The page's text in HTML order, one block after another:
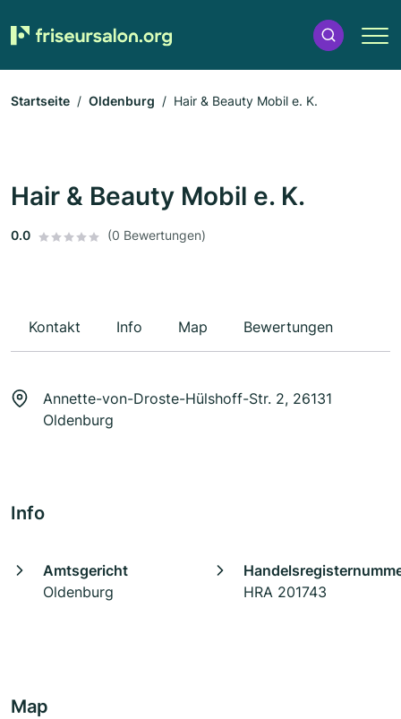
Startseite Oldenburg Hair & Beauty Mobil e. K.
Hair & Beauty Mobil e. K.
0.0 (0 Bewertungen)
Kontakt Info Map Bewertungen
Annette-von-Droste-Hülshoff-Str. 2, 26131
Oldenburg
Info
Amtsgericht
Oldenburg
HRA 201743
Map